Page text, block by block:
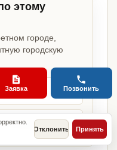
этому
городе,
городскую
Отклонить Принять
Заявка Позвонить